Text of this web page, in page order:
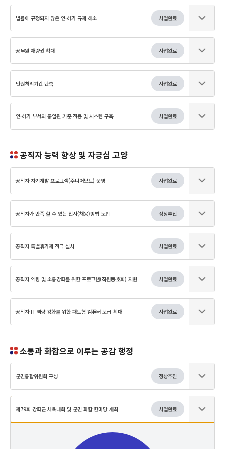
법률에 규정되지 않은 인·허가 규제 해소 사업완료
공무원 재량권 확대 사업완료
민원처리기간 단축 사업완료
인·허가 부서의 통일된 기준 적용 및 시스템 구축 사업완료
공직자 능력 향상 및 자긍심 고양
공직자 자기계발 프로그램(주니어보드) 운영 사업완료
공직자가 만족 할 수 있는 인사(채용)방법 도입 정상추진
공직자 특별휴가제 적극 실시 사업완료
공직자 역량 및 소통강화를 위한 프로그램(직원동호회) 지원 사업완료
공직자 IT역량 강화를 위한 패드형 컴퓨터 보급 확대 사업완료
소통과 화합으로 이루는 공감 행정
군민통합위원회 구성 정상추진
제79회 강화군 체육대회 및 군민 화합 한마당 개최 사업완료